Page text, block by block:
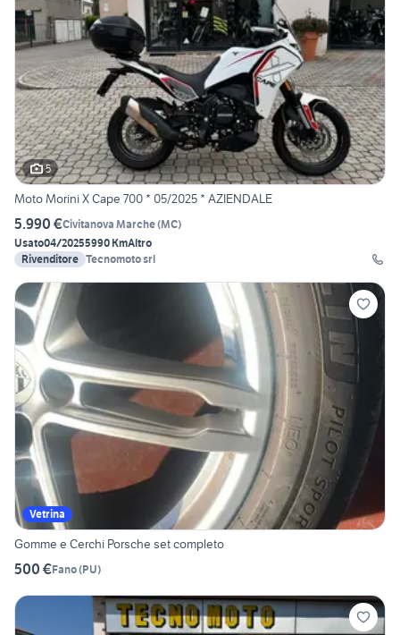
5
Moto Morini X Cape 700 * 05/2025 * AZIENDALE
5.990 €Civitanova Marche(MC)
Usato04/20255990 KmAltro
Rivenditore Tecnomoto srl
Vetrina
Gomme e Cerchi Porsche set completo
500 €Fano(PU)